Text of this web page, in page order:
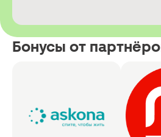
Бонусы от